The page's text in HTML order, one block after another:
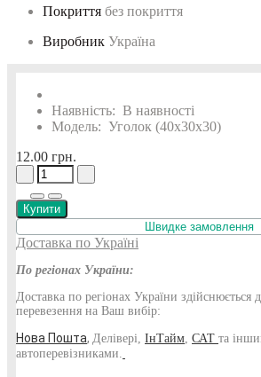
Покриття без покриття
Виробник Україна
Наявність: В наявності
Модель: Уголок (40х30х30)
12.00 грн.
Купити
Швидке замовлення
Доставка по Україні
По регіонах України:
Доставка по регіонах України
перевезення на Ваш вибір:
Нова Пошта, Делівері, ІнТайм САТ та
автоперевізниками.